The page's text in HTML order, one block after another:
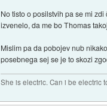
No tisto o posilstvih pa se mi
izvenelo, da me bo Thomas
Mislim pa da pobojev nub
posebnega sej se je to skozi
She is electric. Can i be electric